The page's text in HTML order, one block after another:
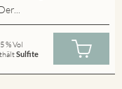
% Vol
Sulfite